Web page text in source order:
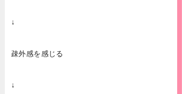
↓
疎外感を感じる
↓